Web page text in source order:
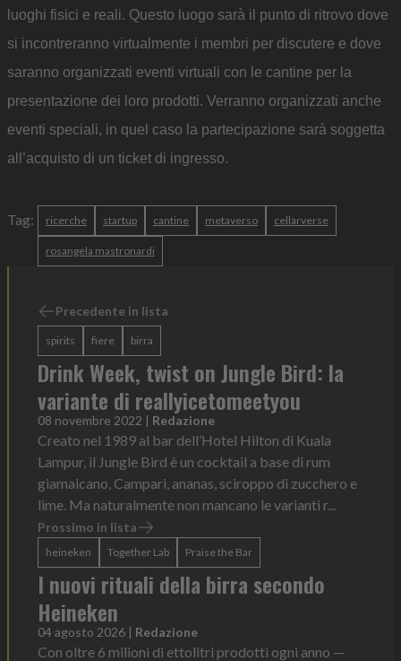
luoghi fisici e reali. Questo luogo sarà il punto di ritrovo dove
si incontreranno virtualmente i membri per discutere e dove
saranno organizzati eventi virtuali con le cantine per la
presentazione dei loro prodotti. Verranno organizzati anche
eventi speciali, in quel caso la partecipazione sarà soggetta
all’acquisto di un ticket di ingresso.
Tag: ricerche startup cantine metaverso cellarverse
rosangela mastronardi
Precedente in lista
spirits fiere birra
Drink Week, twist on Jungle Bird: la
variante di reallyicetomeetyou
08 novembre 2022 | Redazione
Creato nel 1989 al bar dell’Hotel Hilton di Kuala
Lampur, il Jungle Bird è un cocktail a base di rum
giamaicano, Campari, ananas, sciroppo di zucchero e
lime. Ma naturalmente non mancano le varianti r...
Prossimo in lista
heineken Together Lab Praise the Bar
I nuovi rituali della birra secondo
Heineken
04 agosto 2026 | Redazione
Con oltre 6 milioni di ettolitri prodotti ogni anno —